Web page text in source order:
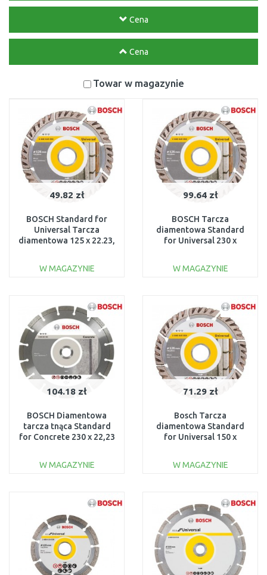
Cena
Cena
Towar w magazynie
49.82 zł
BOSCH Standard for
Universal Tarcza
diamentowa 125 x 22.23,
W MAGAZYNIE
Do porównania
99.64 zł
BOSCH Tarcza
diamentowa Standard
for Universal 230 x
W MAGAZYNIE
Do porównania
104.18 zł
BOSCH Diamentowa
tarcza tnąca Standard
for Concrete 230 x 22,23
W MAGAZYNIE
Do porównania
71.29 zł
Bosch Tarcza
diamentowa Standard
for Universal 150 x
W MAGAZYNIE
Do porównania